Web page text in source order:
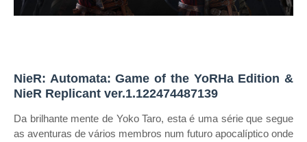
NieR: Automata: Game of the YoRHa Edition &
NieR Replicant ver.1.122474487139
Da brilhante mente de Yoko Taro, esta é uma série que segue
as aventuras de vários membros num futuro apocalíptico onde